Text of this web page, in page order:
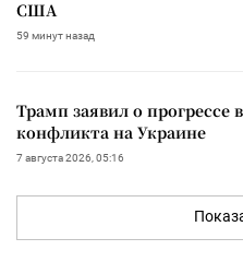
США
59 минут назад
Трамп заявил о прогрессе
конфликта на Украине
7 августа 2026, 05:16